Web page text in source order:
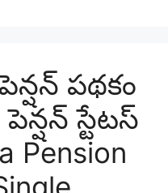
పథకం
స్టేటస్
Pension